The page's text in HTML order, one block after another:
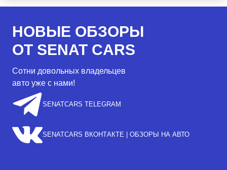
НОВЫЕ ОБЗОРЫ
ОТ SENAT CARS
Сотни довольных владельцев
авто уже с нами!
SENATCARS TELEGRAM
SENATCARS ВКОНТАКТЕ | ОБЗОРЫ НА АВТО